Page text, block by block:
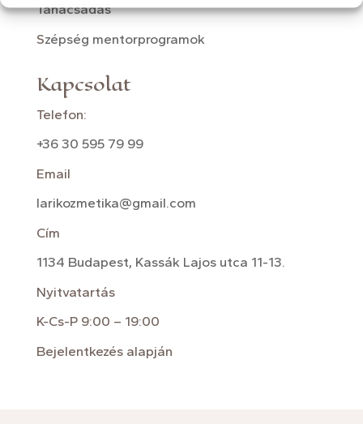
Tanácsadás
Szépség mentorprogramok
Kapcsolat
Telefon:
+36 30 595 79 99
Email
larikozmetika@gmail.com
Cím
1134 Budapest, Kassák Lajos utca 11-13.
Nyitvatartás
K-Cs-P 9:00 – 19:00
Bejelentkezés alapján